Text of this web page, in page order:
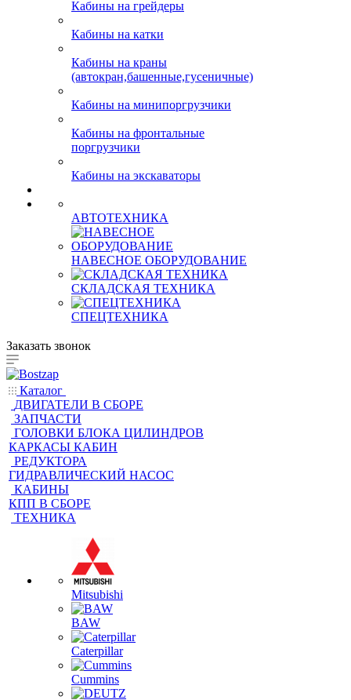
(автокран,башенные,гусеничные)
Кабины на минипоргрузчики
Кабины на фронтальные
Кабины на экскаваторы
АВТОТЕХНИКА
НАВЕСНОЕ ОБОРУДОВАНИЕ
СКЛАДСКАЯ ТЕХНИКА
СПЕЦТЕХНИКА
Заказать звонок
Каталог
ДВИГАТЕЛИ В СБОРЕ
ЗАПЧАСТИ
ГОЛОВКИ БЛОКА ЦИЛИНДРОВ
КАРКАСЫ КАБИН
РЕДУКТОРА
ГИДРАВЛИЧЕСКИЙ НАСОС
КАБИНЫ
Mitsubishi
BAW
Caterpillar